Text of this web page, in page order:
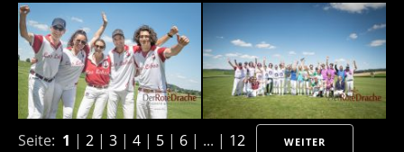
Seite: 1 | 2 | 3 | 4 | 5 | 6 | ... | 12 WEITER